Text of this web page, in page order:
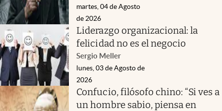
martes, 04 de Agosto
de 2026
Liderazgo organizacional: la
felicidad no es el negocio
Sergio Meller
lunes, 03 de Agosto de
2026
Confucio, filósofo chino: “Si ves a
un hombre sabio, piensa en